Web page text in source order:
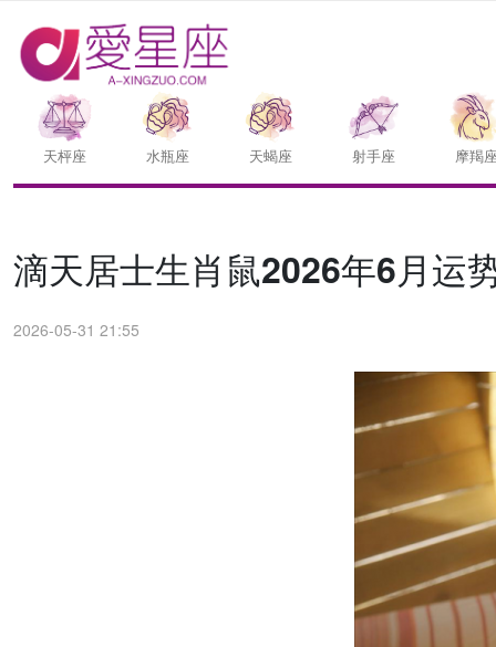
天枰座 水瓶座 天蝎座 射手座 摩羯
滴天居士生肖鼠2026年6月运
2026-05-31 21:55